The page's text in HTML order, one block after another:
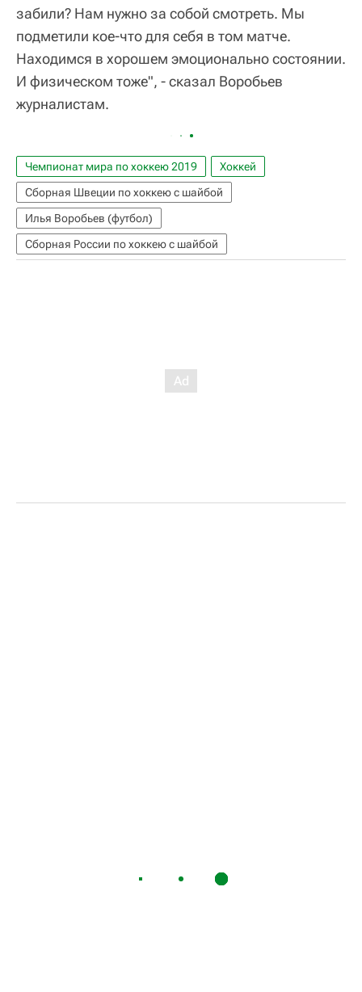
забили? Нам нужно за собой смотреть. Мы
подметили кое-что для себя в том матче.
Находимся в хорошем эмоционально состоянии.
И физическом тоже", - сказал Воробьев
журналистам.
Чемпионат мира по хоккею 2019
Хоккей
Сборная Швеции по хоккею с шайбой
Илья Воробьев (футбол)
Сборная России по хоккею с шайбой